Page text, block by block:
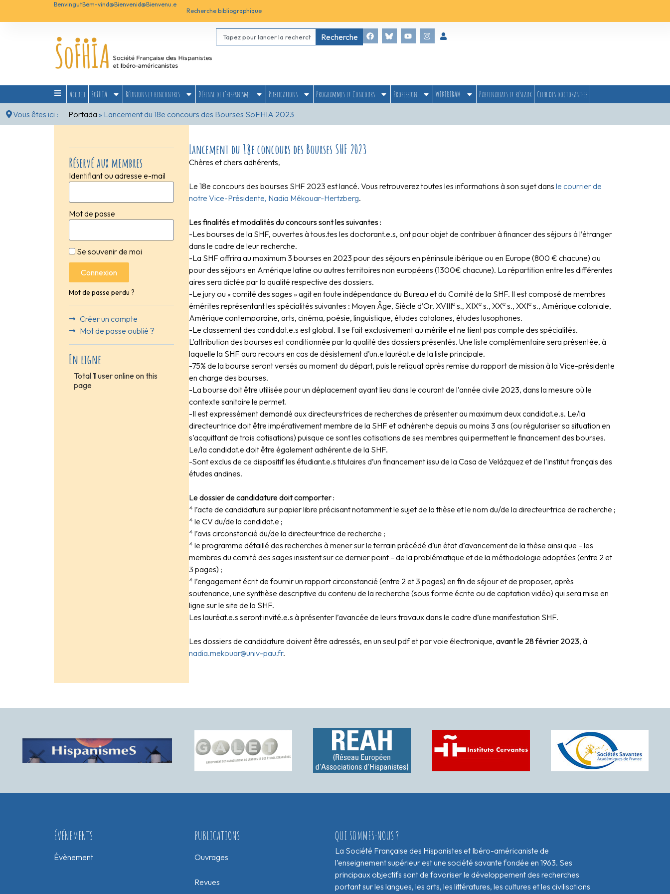
BenvingutBem-vind@Bienvenid@Bienvenu.e
Recherche bibliographique
Recherche
Accueil SoFHIA Réunions et rencontres Défense de l’hispanisme Publications Programmes et Concours Profession WIKIBERAM Partenariats et réseaux
Club des doctorant·es
Vous êtes ici :
Portada » Lancement du 18e concours des Bourses SoFHIA 2023
Réservé aux membres
Identifiant ou adresse e-mail
Mot de passe
Se souvenir de moi
Connexion
Mot de passe perdu ?
Créer un compte
Mot de passe oublié ?
En ligne
Total 1 user online on this
page
Lancement du 18e concours des Bourses SHF 2023
Chères et chers adhérents,
Le 18e concours des bourses SHF 2023 est lancé. Vous retrouverez toutes les informations à son sujet dansle courrier de
notre Vice-Présidente, Nadia Mékouar-Hertzberg.
Les finalités et modalités du concours sont les suivantes :
-Les bourses de la SHF, ouvertes à tous.tes les doctorant.e.s, ont pour objet de contribuer à financer des séjours à l’étranger
dans le cadre de leur recherche.
-La SHF offrira au maximum 3 bourses en 2023 pour des séjours en péninsule ibérique ou en Europe (800 € chacune) ou
pour des séjours en Amérique latine ou autres territoires non européens (1300€ chacune). La répartition entre les différentes
aires sera dictée par la qualité respective des dossiers.
-Le jury ou « comité des sages » agit en toute indépendance du Bureau et du Comité de la SHF. Il est composé de membres
émérites représentant les spécialités suivantes : Moyen Âge, Siècle d’Or, XVIIIe s., XIXe s., XXe s., XXIe s., Amérique coloniale,
Amérique contemporaine, arts, cinéma, poésie, linguistique, études catalanes, études lusophones.
-Le classement des candidat.e.s est global. Il se fait exclusivement au mérite et ne tient pas compte des spécialités.
L’attribution des bourses est conditionnée par la qualité des dossiers présentés. Une liste complémentaire sera présentée, à
laquelle la SHF aura recours en cas de désistement d’un.e lauréat.e de la liste principale.
-75% de la bourse seront versés au moment du départ, puis le reliquat après remise du rapport de mission à la Vice-présidente
en charge des bourses.
-La bourse doit être utilisée pour un déplacement ayant lieu dans le courant de l’année civile 2023, dans la mesure où le
contexte sanitaire le permet.
-Il est expressément demandé aux directeurs·trices de recherches de présenter au maximum deux candidat.e.s. Le/la
directeur·trice doit être impérativement membre de la SHF et adhérent·e depuis au moins 3 ans (ou régulariser sa situation en
s’acquittant de trois cotisations) puisque ce sont les cotisations de ses membres qui permettent le financement des bourses.
Le/la candidat.e doit être également adhérent.e de la SHF.
-Sont exclus de ce dispositif les étudiant.e.s titulaires d’un financement issu de la Casa de Velázquez et de l’institut français des
études andines.
Le dossier de candidature doit comporter :
* l’acte de candidature sur papier libre précisant notamment le sujet de la thèse et le nom du/de la directeur·trice de recherche ;
* le CV du/de la candidat.e ;
* l’avis circonstancié du/de la directeur·trice de recherche ;
* le programme détaillé des recherches à mener sur le terrain précédé d’un état d’avancement de la thèse ainsi que – les
membres du comité des sages insistent sur ce dernier point – de la problématique et de la méthodologie adoptées (entre 2 et
3 pages) ;
* l’engagement écrit de fournir un rapport circonstancié (entre 2 et 3 pages) en fin de séjour et de proposer, après
soutenance, une synthèse descriptive du contenu de la recherche (sous forme écrite ou de captation vidéo) qui sera mise en
ligne sur le site de la SHF.
Les lauréat.e.s seront invité.e.s à présenter l’avancée de leurs travaux dans le cadre d’une manifestation SHF.
Les dossiers de candidature doivent être adressés, en un seul pdf et par voie électronique,avant le 28 février 2023, à
nadia.mekouar@univ-pau.fr.
ÉVÉNEMENTS
Évènement
PUBLICATIONS
Ouvrages
Revues
QUI SOMMES-NOUS ?
La Société Française des Hispanistes et Ibéro-américaniste de
l’enseignement supérieur est une société savante fondée en 1963. Ses
principaux objectifs sont de favoriser le développement des recherches
portant sur les langues, les arts, les littératures, les cultures et les civilisations